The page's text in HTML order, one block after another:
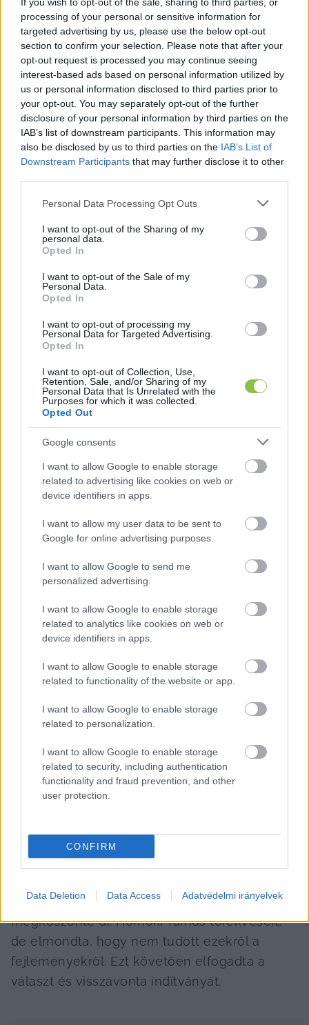
processing of your personal or sensitive information for
targeted advertising by us, please use the below opt-out
section to confirm your selection. Please note that after your
opt-out request is processed you may continue seeing
interest-based ads based on personal information utilized by
us or personal information disclosed to third parties prior to
your opt-out. You may separately opt-out of the further
disclosure of your personal information by third parties on the
IAB’s list of downstream participants. This information may
also be disclosed by us to third parties on the IAB’s List of
Downstream Participants that may further disclose it to other
Please note that this website/app uses one or more Google
not limited to your visit or usage behaviour. You may click to
grant or deny consent to Google and its third-party tags to
use your data for below specified purposes in below Google
consent section.
Personal Data Processing Opt Outs
I want to opt-out of the Sharing of my
personal data.
Opted In
I want to opt-out of the Sale of my
Personal Data.
Opted In
I want to opt-out of processing my
Personal Data for Targeted Advertising.
Opted In
I want to opt-out of Collection, Use,
Retention, Sale, and/or Sharing of my
Personal Data that Is Unrelated with the
Purposes for which it was collected.
Opted Out
Google consents
I want to allow Google to enable storage
related to advertising like cookies on web or
device identifiers in apps.
I want to allow my user data to be sent to
Google for online advertising purposes.
I want to allow Google to send me
personalized advertising.
I want to allow Google to enable storage
related to analytics like cookies on web or
device identifiers in apps.
I want to allow Google to enable storage
related to functionality of the website or app.
I want to allow Google to enable storage
related to personalization.
I want to allow Google to enable storage
related to security, including authentication
functionality and fraud prevention, and other
user protection.
CONFIRM
Data Deletion Data Access Adatvédelmi irányelvek
sokan örülnek a megnyíló áruházaknak, ugyanis
azok valóban hiányoztak a városrészből.
„A Tordai utcai lakosok 10 éve úgy élnek, hogy
hol a pénzszállító autó, hol a pékség autója, hol
pedig a Penny Market kamionja zavarja őket. Az,
hogy a KiK és a Rossmann megkapta ezt az
útcsatlakozást, ez egyrészt tovább növeli ebben
a régi lakó-pihenő övezetben a forgalmat,
tovább terheli a Csíksomlyó utca és a Gázló utca
kereszteződését. Megvalósult, amitől tartottam:
– mondta dr. Tóth Szilárd
A képviselő két javaslatot is tett: az egyik a
Csíkmsolyó utcai adminisztratív folyamatok
felgyorsítása, a másik pedig a Tordai utcára
kiépített útcsatlakozás szanálása.
kapcsolatos hivatali ügyintézési folyamatok a
képviselő úr tudomása mellett és részvételével
jelenleg is zajlanak. Itt nem arról van szó, hogy
egy problémát egy indítványban a képviselő
felvet és ez süket fülekre talált. Ezek a
folyamatok zajlanak” – válaszolta dr. Homoki
alpolgármester.
Kiemelte: „Ha a behajtási és a kihajtási
lehetőségeket rugalmasan fel tudjuk ajánlani
közös gondolkozás alapján a terület
tulajdonosának, abban az esetben egyoldalú
döntés nélkül, tulajdonképpen jogi vita nélkül
meg tudjuk szüntetni ezeket a hátsó
útkapcsolatokat. Ebben kérem némi türelmét és
teljes gőzzel dolgozik. Mindannyiunk közös
Dr. Tóth Szilárd képviselő a választ követően
megköszönte dr. Homoki Tamás törekvéseit,
de elmondta, hogy nem tudott ezekről a
fejleményekről. Ezt követően elfogadta a
választ és visszavonta indítványát.